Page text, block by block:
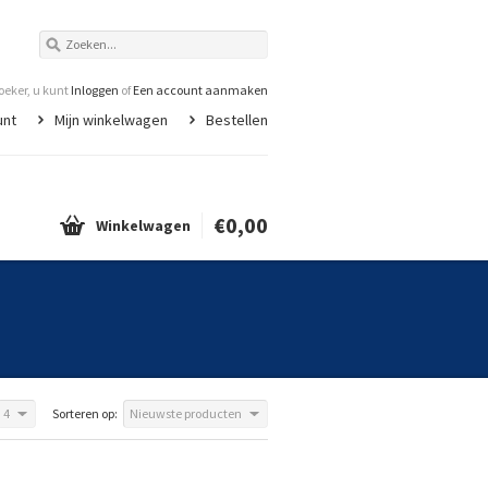
u kunt Inloggen ofEen account aanmaken
Mijn winkelwagen Bestellen
Winkelwagen €0,00
Sorteren op: Nieuwste producten
4